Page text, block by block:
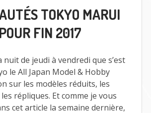
TOKYO
MARUI
POUR
FIN
TOKYO MARUI
POUR FIN 2017
nuit de jeudi à vendredi que s’est
le All Japan Model & Hobby
sur les modèles réduits, les
répliques. Et comme je vous
cet article la semaine dernière,